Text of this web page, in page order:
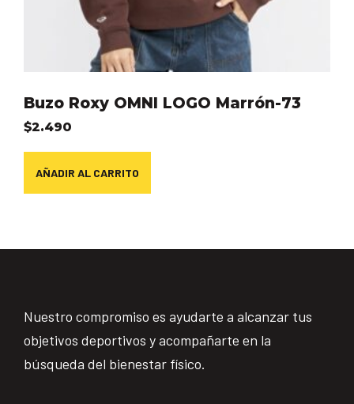
Buzo Roxy OMNI LOGO Marrón-73
$2.490
AÑADIR AL CARRITO
Nuestro compromiso es ayudarte a alcanzar tus
objetivos deportivos y acompañarte en la
búsqueda del bienestar físico.